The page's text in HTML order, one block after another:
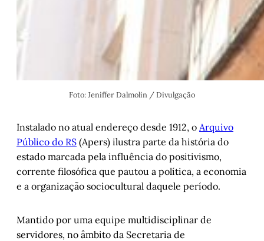
Foto: Jeniffer Dalmolin / Divulgação
Instalado no atual endereço desde 1912, o Arquivo
Público do RS (Apers) ilustra parte da história do
estado marcada pela influência do positivismo,
corrente filosófica que pautou a política, a economia
e a organização sociocultural daquele período.
Mantido por uma equipe multidisciplinar de
servidores, no âmbito da Secretaria de